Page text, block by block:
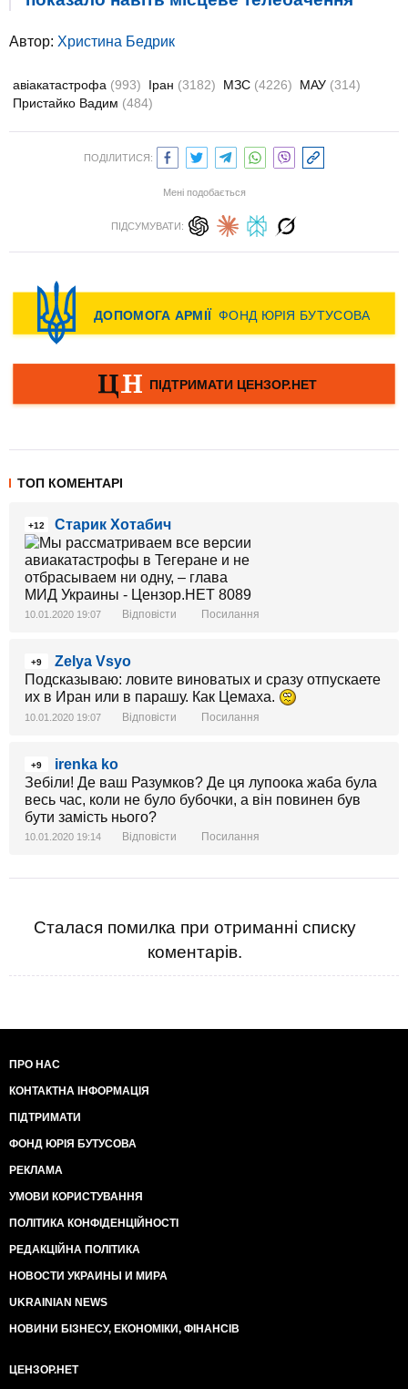
Автор: Христина Бедрик
авіакатастрофа (993) Іран (3182) МЗС (4226) МАУ (314)
Пристайко Вадим (484)
ПОДІЛИТИСЯ:
Мені подобається
ПІДСУМУВАТИ:
ТОП КОМЕНТАРІ
+12 Старик Хотабич
10.01.2020 19:07 Відповісти Посилання
+9
Zelya Vsyo
Подсказываю: ловите виноватых и сразу отпускаете
их в Иран или в парашу. Как Цемаха.
10.01.2020 19:07 Відповісти Посилання
+9
irenka ko
Зебіли! Де ваш Разумков? Де ця лупоока жаба була
весь час, коли не було бубочки, а він повинен був
бути замість нього?
10.01.2020 19:14 Відповісти Посилання
Сталася помилка при отриманні списку
коментарів.
ПРО НАС
КОНТАКТНА ІНФОРМАЦІЯ
ПІДТРИМАТИ
ФОНД ЮРІЯ БУТУСОВА
РЕКЛАМА
УМОВИ КОРИСТУВАННЯ
ПОЛІТИКА КОНФІДЕНЦІЙНОСТІ
РЕДАКЦІЙНА ПОЛІТИКА
НОВОСТИ УКРАИНЫ И МИРА
UKRAINIAN NEWS
НОВИНИ БІЗНЕСУ, ЕКОНОМІКИ, ФІНАНСІВ
ЦЕНЗОР.НЕТ